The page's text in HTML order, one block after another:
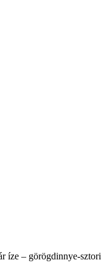
íze – görögdinnye-sztori